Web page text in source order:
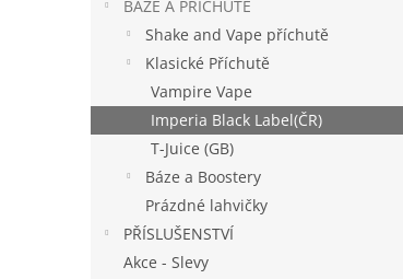
e
l
BÁZE A PŘÍCHUTĚ
Shake and Vape příchutě
Klasické Příchutě
Vampire Vape
Imperia Black Label(ČR)
T-Juice (GB)
Báze a Boostery
Prázdné lahvičky
PŘÍSLUŠENSTVÍ
Akce - Slevy